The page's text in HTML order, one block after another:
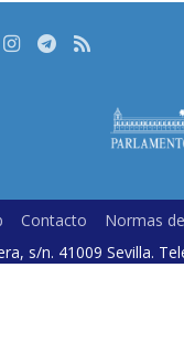
Instagram
Telegram
RSS
Contacto Normas
s/n. 41009 Sevilla.